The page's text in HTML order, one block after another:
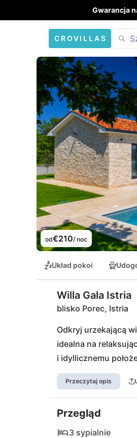
Gwarancja
CROVILLAS
od€210/ noc
Układ pokoi
Willa Gala Istria
blisko Porec, Istria
Odkryj urzekającą
idealna na
i idyllicznemu
kilka kroków dzielą
gdy Konoba Danijeli
krystalicznie czyste
urokowi Parku
zasięgu krótkiej
Przeczytaj opis
Przegląd
3 sypialnie